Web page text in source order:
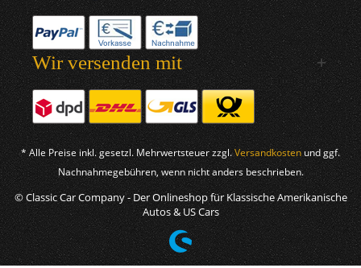
Wir versenden mit
* Alle Preise inkl. gesetzl. Mehrwertsteuer zzgl.Versandkosten und ggf.
Nachnahmegebühren, wenn nicht anders beschrieben.
© Classic Car Company - Der Onlineshop für Klassische Amerikanische
Autos & US Cars